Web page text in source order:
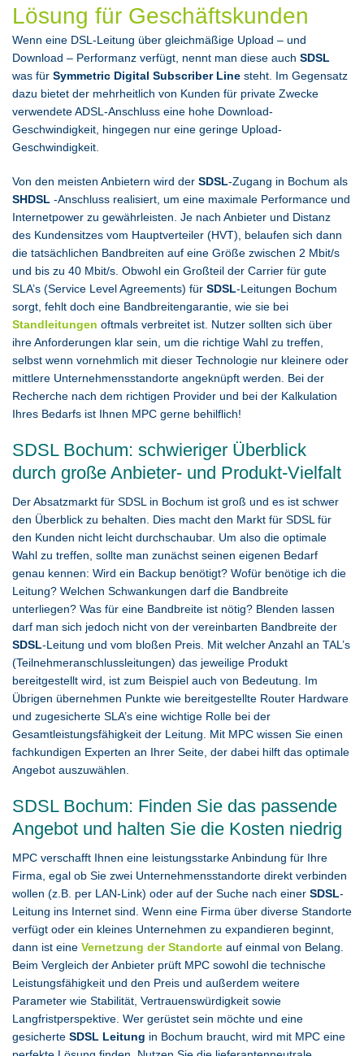
Lösung für Geschäftskunden
Wenn eine DSL-Leitung über gleichmäßige Upload – und
Download – Performanz verfügt, nennt man diese auch SDSL
was für Symmetric Digital Subscriber Line steht. Im Gegensatz
dazu bietet der mehrheitlich von Kunden für private Zwecke
verwendete ADSL-Anschluss eine hohe Download-
Geschwindigkeit, hingegen nur eine geringe Upload-
Geschwindigkeit.
Von den meisten Anbietern wird der SDSL-Zugang in Bochum als
SHDSL -Anschluss realisiert, um eine maximale Performance und
Internetpower zu gewährleisten. Je nach Anbieter und Distanz
des Kundensitzes vom Hauptverteiler (HVT), belaufen sich dann
die tatsächlichen Bandbreiten auf eine Größe zwischen 2 Mbit/s
und bis zu 40 Mbit/s. Obwohl ein Großteil der Carrier für gute
SLA’s (Service Level Agreements) für SDSL-Leitungen Bochum
sorgt, fehlt doch eine Bandbreitengarantie, wie sie bei
Standleitungen oftmals verbreitet ist. Nutzer sollten sich über
ihre Anforderungen klar sein, um die richtige Wahl zu treffen,
selbst wenn vornehmlich mit dieser Technologie nur kleinere oder
mittlere Unternehmensstandorte angeknüpft werden. Bei der
Recherche nach dem richtigen Provider und bei der Kalkulation
Ihres Bedarfs ist Ihnen MPC gerne behilflich!
SDSL Bochum: schwieriger Überblick
durch große Anbieter- und Produkt-Vielfalt
Der Absatzmarkt für SDSL in Bochum ist groß und es ist schwer
den Überblick zu behalten. Dies macht den Markt für SDSL für
den Kunden nicht leicht durchschaubar. Um also die optimale
Wahl zu treffen, sollte man zunächst seinen eigenen Bedarf
genau kennen: Wird ein Backup benötigt? Wofür benötige ich die
Leitung? Welchen Schwankungen darf die Bandbreite
unterliegen? Was für eine Bandbreite ist nötig? Blenden lassen
darf man sich jedoch nicht von der vereinbarten Bandbreite der
SDSL-Leitung und vom bloßen Preis. Mit welcher Anzahl an TAL’s
(Teilnehmeranschlussleitungen) das jeweilige Produkt
bereitgestellt wird, ist zum Beispiel auch von Bedeutung. Im
Übrigen übernehmen Punkte wie bereitgestellte Router Hardware
und zugesicherte SLA’s eine wichtige Rolle bei der
Gesamtleistungsfähigkeit der Leitung. Mit MPC wissen Sie einen
fachkundigen Experten an Ihrer Seite, der dabei hilft das optimale
Angebot auszuwählen.
SDSL Bochum: Finden Sie das passende
Angebot und halten Sie die Kosten niedrig
MPC verschafft Ihnen eine leistungsstarke Anbindung für Ihre
Firma, egal ob Sie zwei Unternehmensstandorte direkt verbinden
wollen (z.B. per LAN-Link) oder auf der Suche nach einer SDSL-
Leitung ins Internet sind. Wenn eine Firma über diverse Standorte
verfügt oder ein kleines Unternehmen zu expandieren beginnt,
dann ist eine Vernetzung der Standorte auf einmal von Belang.
Beim Vergleich der Anbieter prüft MPC sowohl die technische
Leistungsfähigkeit und den Preis und außerdem weitere
Parameter wie Stabilität, Vertrauenswürdigkeit sowie
Langfristperspektive. Wer gerüstet sein möchte und eine
gesicherte SDSL Leitung in Bochum braucht, wird mit MPC eine